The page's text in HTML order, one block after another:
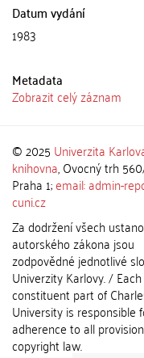
Datum vydání
1983
Metadata
Zobrazit celý záznam
© 2025 Univerzita
knihovna, Ovocný trh
Praha 1;email: admin-
cuni.cz
Za dodržení všech
autorského zákona jsou
zodpovědné jednotlivé
Univerzity Karlovy. / Each
constituent part of
University is responsible
adherence to all
copyright law.